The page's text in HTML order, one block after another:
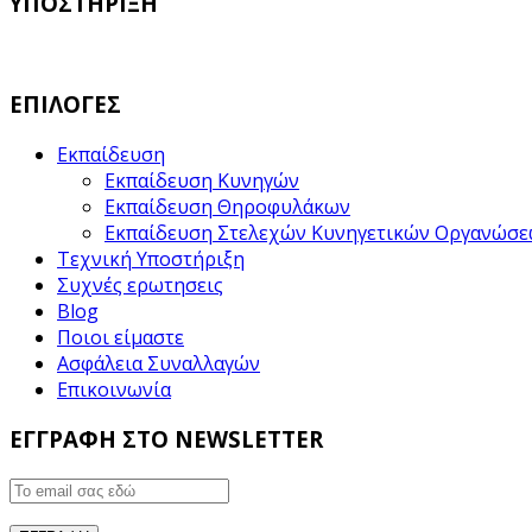
ΕΠΙΛΟΓΕΣ
Εκπαίδευση
Εκπαίδευση Κυνηγών
Εκπαίδευση Θηροφυλάκων
Εκπαίδευση Στελεχών Κυνηγετικών
Τεχνική Υποστήριξη
Συχνές ερωτησεις
Blog
Ποιοι είμαστε
Ασφάλεια Συναλλαγών
Επικοινωνία
ΕΓΓΡΑΦΗ ΣΤΟ NEWSLETTER